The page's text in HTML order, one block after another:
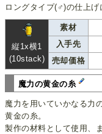
ロングタイプ(♂)の仕上げ
縦1x横1
(10stack)
素材
入手先
売却価格
魔力の黄金の糸
魔力を用いていかなる力
黄金の糸。
製作の材料として使用、